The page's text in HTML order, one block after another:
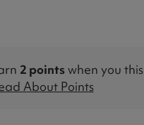
2 pointswhen you this
About Points